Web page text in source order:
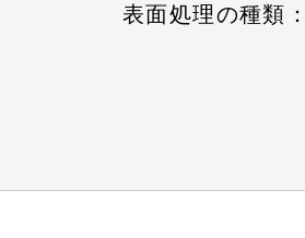
表面処理の種類